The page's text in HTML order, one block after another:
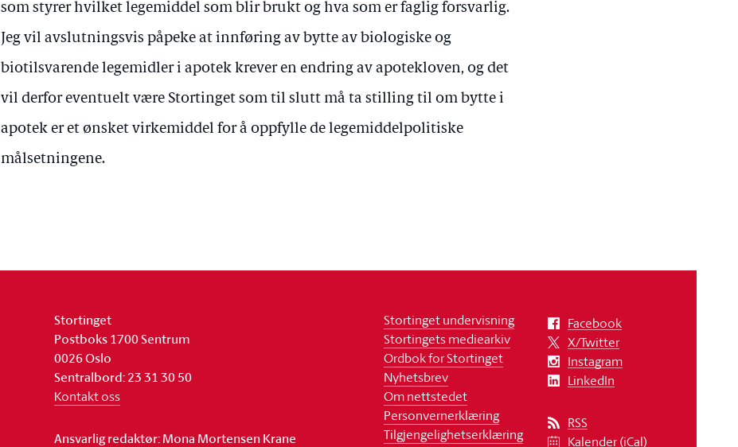
som styrer hvilket legemiddel som blir brukt og hva som er faglig forsvarlig.
Jeg vil avslutningsvis påpeke at innføring av bytte av biologiske og
biotilsvarende legemidler i apotek krever en endring av apotekloven, og det
vil derfor eventuelt være Stortinget som til slutt må ta stilling til om bytte i
apotek er et ønsket virkemiddel for å oppfylle de legemiddelpolitiske
målsetningene.
Stortinget
Postboks 1700 Sentrum
0026 Oslo
Sentralbord: 23 31 30 50
Kontakt oss
Ansvarlig redaktør: Mona Mortensen Krane
Stortinget undervisning
Stortingets mediearkiv
Ordbok for Stortinget
Nyhetsbrev
Om nettstedet
Personvernerklæring
Tilgjengelighetserklæring
Facebook
X/Twitter
Instagram
LinkedIn
RSS
Kalender (iCal)